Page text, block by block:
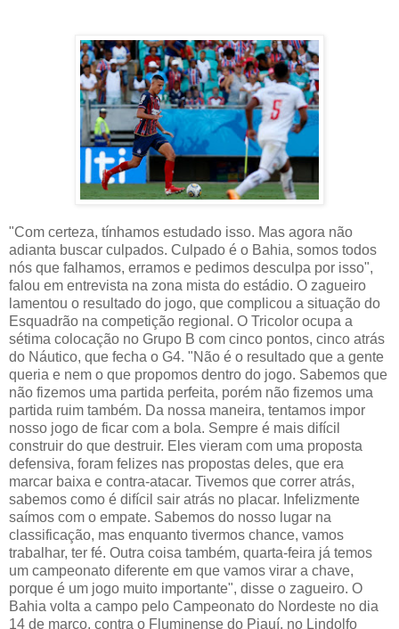
"Com certeza, tínhamos estudado isso. Mas agora não
adianta buscar culpados. Culpado é o Bahia, somos todos
nós que falhamos, erramos e pedimos desculpa por isso",
falou em entrevista na zona mista do estádio. O zagueiro
lamentou o resultado do jogo, que complicou a situação do
Esquadrão na competição regional. O Tricolor ocupa a
sétima colocação no Grupo B com cinco pontos, cinco atrás
do Náutico, que fecha o G4. "Não é o resultado que a gente
queria e nem o que propomos dentro do jogo. Sabemos que
não fizemos uma partida perfeita, porém não fizemos uma
partida ruim também. Da nossa maneira, tentamos impor
nosso jogo de ficar com a bola. Sempre é mais difícil
construir do que destruir. Eles vieram com uma proposta
defensiva, foram felizes nas propostas deles, que era
marcar baixa e contra-atacar. Tivemos que correr atrás,
sabemos como é difícil sair atrás no placar. Infelizmente
saímos com o empate. Sabemos do nosso lugar na
classificação, mas enquanto tivermos chance, vamos
trabalhar, ter fé. Outra coisa também, quarta-feira já temos
um campeonato diferente em que vamos virar a chave,
porque é um jogo muito importante", disse o zagueiro. O
Bahia volta a campo pelo Campeonato do Nordeste no dia
14 de março, contra o Fluminense do Piauí, no Lindolfo